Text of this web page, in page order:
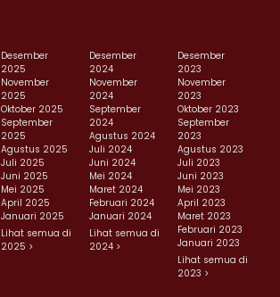
Desember
2025
November
2025
Oktober 2025
September
2025
Agustus 2025
Juli 2025
Juni 2025
Mei 2025
April 2025
Januari 2025
Lihat semua di
2025 >
Desember
2024
November
2024
September
2024
Agustus 2024
Juli 2024
Juni 2024
Mei 2024
Maret 2024
Februari 2024
Januari 2024
Lihat semua di
2024 >
Desember
2023
November
2023
Oktober 2023
September
2023
Agustus 2023
Juli 2023
Juni 2023
Mei 2023
April 2023
Maret 2023
Februari 2023
Januari 2023
Lihat semua di
2023 >